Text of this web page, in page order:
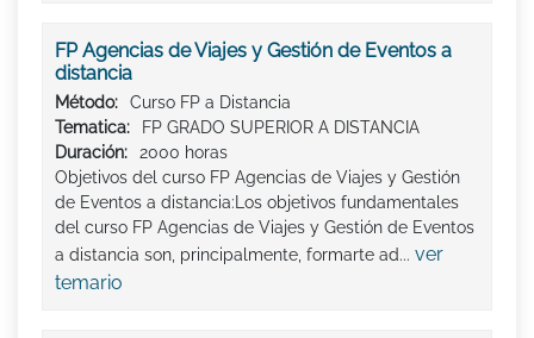
FP Agencias de Viajes y Gestión de Eventos a
distancia
Método:
Curso FP a Distancia
Tematica:
FP GRADO SUPERIOR A DISTANCIA
Duración:
2000 horas
Objetivos del curso FP Agencias de Viajes y Gestión
de Eventos a distancia:Los objetivos fundamentales
del curso FP Agencias de Viajes y Gestión de Eventos
a distancia son, principalmente, formarte ad... ver
temario